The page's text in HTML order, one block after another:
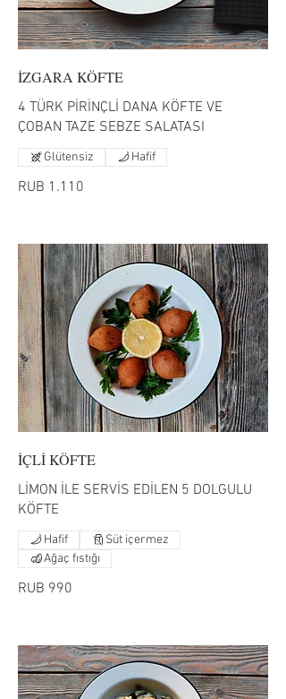
İZGARA KÖFTE
4 TÜRK PİRİNÇLİ DANA KÖFTE VE
ÇOBAN TAZE SEBZE SALATASI
RUB 1.110
Glütensiz Hafif
İÇLİ KÖFTE
LİMON İLE SERVİS EDİLEN 5 DOLGULU
KÖFTE
RUB 990
Hafif
Süt içermez
Ağaç fıstığı